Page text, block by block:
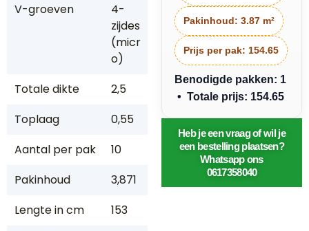
V-groeven
4-
zijdes
(micr
o)
Totale dikte
2,5
Toplaag
0,55
Aantal per pak
10
Pakinhoud
3,871
Lengte in cm
153
Pakinhoud: 3.87 m²
Prijs per pak: 154.65
Benodigde pakken: 1
• Totale prijs: 154.65
Heb je een vraag of wil je
een bestelling plaatsen?
Whatsapp ons
0617358040